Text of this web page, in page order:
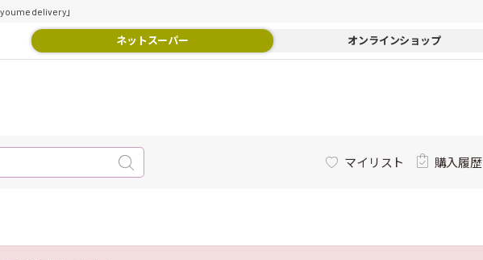
delivery」
ネットスーパー オンラインショップ
マイリスト 購入履歴